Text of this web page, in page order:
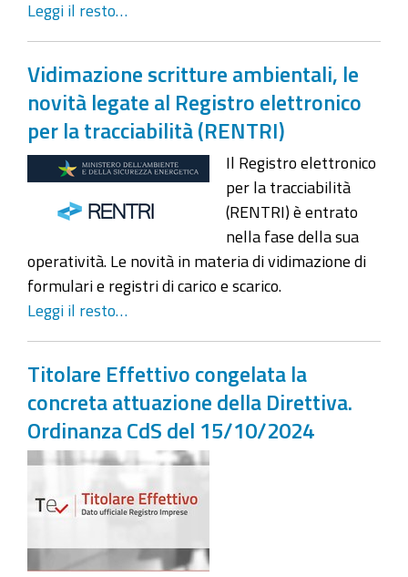
Leggi il resto…
Vidimazione scritture ambientali, le
novità legate al Registro elettronico
per la tracciabilità (RENTRI)
Il Registro elettronico
per la tracciabilità
(RENTRI) è entrato
nella fase della sua
operatività. Le novità in materia di vidimazione di
formulari e registri di carico e scarico.
Leggi il resto…
Titolare Effettivo congelata la
concreta attuazione della Direttiva.
Ordinanza CdS del 15/10/2024